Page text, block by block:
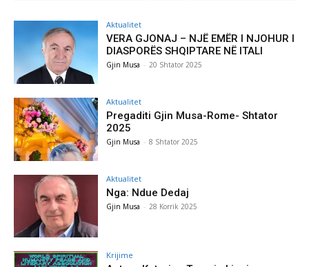
Aktualitet
VERA GJONAJ – NJË EMËR I NJOHUR I
DIASPORËS SHQIPTARE NË ITALI
Gjin Musa - 20 Shtator 2025
Aktualitet
Pregaditi Gjin Musa-Rome- Shtator
2025
Gjin Musa - 8 Shtator 2025
Aktualitet
Nga: Ndue Dedaj
Gjin Musa - 28 Korrik 2025
Krijime